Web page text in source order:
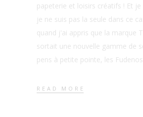
papeterie et loisirs créatifs ! Et je
je ne suis pas la seule dans ce
quand j'ai appris que la marque
sortait une nouvelle gamme de
pens à petite pointe, les
READ MORE